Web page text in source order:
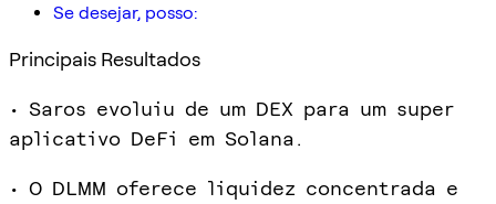
Se desejar, posso:
Principais Resultados
• Saros evoluiu de um DEX para um super
aplicativo DeFi em Solana.
• O DLMM oferece liquidez concentrada e